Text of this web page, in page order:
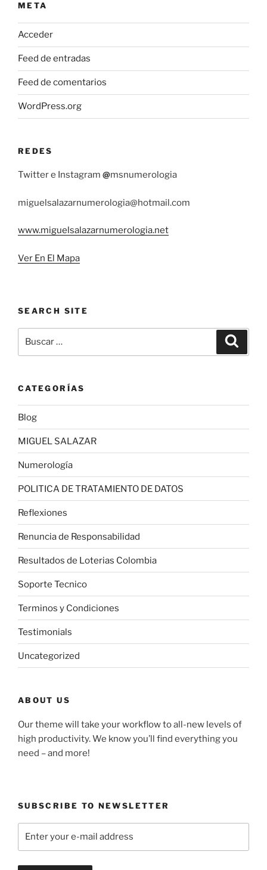
META
Acceder
Feed de entradas
Feed de comentarios
WordPress.org
REDES
Twitter e Instagram @msnumerologia
miguelsalazarnumerologia@hotmail.com
www.miguelsalazarnumerologia.net
Ver En El Mapa
SEARCH SITE
por:
CATEGORÍAS
Blog
MIGUEL SALAZAR
Numerología
POLITICA DE TRATAMIENTO DE DATOS
Reflexiones
Renuncia de Responsabilidad
Resultados de Loterias Colombia
Soporte Tecnico
Terminos y Condiciones
Testimonials
Uncategorized
ABOUT US
Our theme will take your workflow to all-new levels of
high productivity. We know you’ll find everything you
need – and more!
SUBSCRIBE TO NEWSLETTER